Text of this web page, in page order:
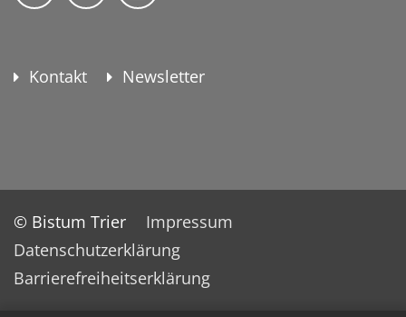
Kontakt Newsletter
© Bistum Trier
Impressum
Datenschutzerklärung
Barrierefreiheitserklärung